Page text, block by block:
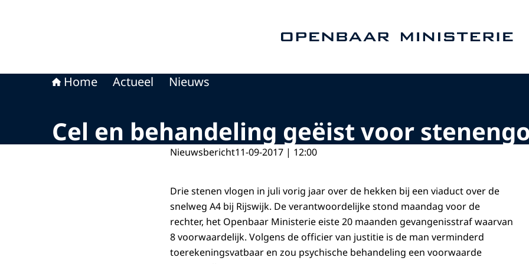
Home Actueel Nieuws
Cel en behandeling geëist voor
Nieuwsbericht11-09-2017 | 12:00
Drie stenen vlogen in juli vorig jaar over de hekken bij een viaduct over de
snelweg A4 bij Rijswijk. De verantwoordelijke stond maandag voor de
rechter, het Openbaar Ministerie eiste 20 maanden gevangenisstraf waarvan
8 voorwaardelijk. Volgens de officier van justitie is de man verminderd
toerekeningsvatbaar en zou psychische behandeling een voorwaarde